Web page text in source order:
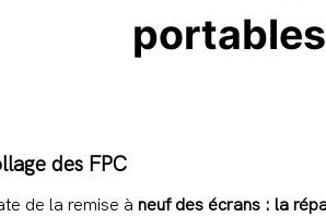
portables
des FPC
de la remise àneuf des écrans : la